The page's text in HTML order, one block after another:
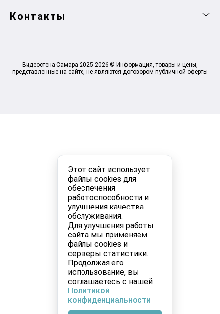
Этот сайт использует
файлы cookies для
обеспечения
работоспособности и
улучшения качества
обслуживания.
Для улучшения работы
сайта мы применяем
файлы cookies и
серверы статистики.
Продолжая его
использование, вы
соглашаетесь с нашей
Политикой
конфиденциальности
Контакты
Видеостена Самара 2025-2026 © Информация, товары и цены,
представленные на сайте, не являются договором публичной оферты